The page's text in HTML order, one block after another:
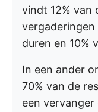
vindt 12% van
vergaderingen
duren en 10%
In een ander
70% van de
een